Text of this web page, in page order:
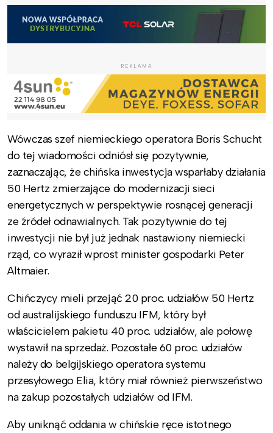
REKLAMA
Wówczas szef niemieckiego operatora Boris Schucht
do tej wiadomości odniósł się pozytywnie,
zaznaczając, że chińska inwestycja wsparłaby działania
50 Hertz zmierzające do modernizacji sieci
energetycznych w perspektywie rosnącej generacji
ze źródeł odnawialnych. Tak pozytywnie do tej
inwestycji nie był już jednak nastawiony niemiecki
rząd, co wyraził wprost minister gospodarki Peter
Altmaier.
Chińczycy mieli przejąć 20 proc. udziałów 50 Hertz
od australijskiego funduszu IFM, który był
właścicielem pakietu 40 proc. udziałów, ale połowę
wystawił na sprzedaż. Pozostałe 60 proc. udziałów
należy do belgijskiego operatora systemu
przesyłowego Elia, który miał również pierwszeństwo
na zakup pozostałych udziałów od IFM.
Aby uniknąć oddania w chińskie ręce istotnego